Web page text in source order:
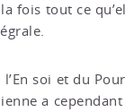
fois tout ce
l’En soi et du
a